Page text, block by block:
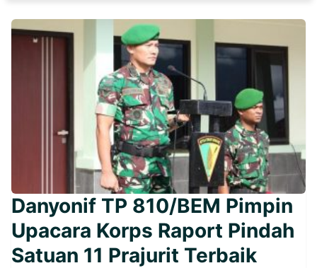
Danyonif TP 810/BEM Pimpin
Upacara Korps Raport Pindah
Satuan 11 Prajurit Terbaik